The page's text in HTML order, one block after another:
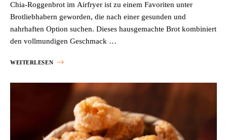
Chia-Roggenbrot im Airfryer ist zu einem Favoriten unter
Brotliebhabern geworden, die nach einer gesunden und
nahrhaften Option suchen. Dieses hausgemachte Brot kombiniert
den vollmundigen Geschmack …
WEITERLESEN